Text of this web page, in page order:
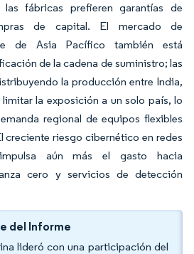
fábricas prefieren garantías de
de capital. El mercado de
de Asia Pacífico también está
de la cadena de suministro; las
la producción entre India,
la exposición a un solo país, lo
regional de equipos flexibles
creciente riesgo cibernético en redes
aún más el gasto hacia
cero y servicios de detección
del Informe
lideró con una participación del